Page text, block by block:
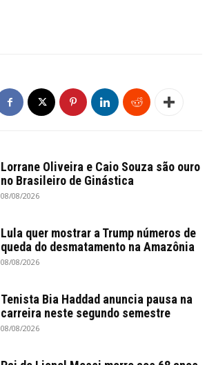
Lorrane Oliveira e Caio Souza são ouro
no Brasileiro de Ginástica
08/08/2026
Lula quer mostrar a Trump números de
queda do desmatamento na Amazônia
08/08/2026
Tenista Bia Haddad anuncia pausa na
carreira neste segundo semestre
08/08/2026